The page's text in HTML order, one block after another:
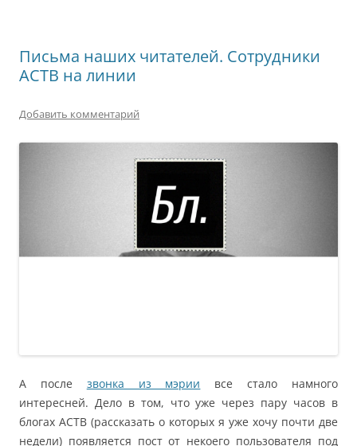
Письма наших читателей. Сотрудники
АСТВ на линии
Добавить комментарий
А после звонка из мэрии все стало намного
интересней. Дело в том, что уже через пару часов в
блогах АСТВ (рассказать о которых я уже хочу почти две
недели) появляется пост от некоего пользователя под